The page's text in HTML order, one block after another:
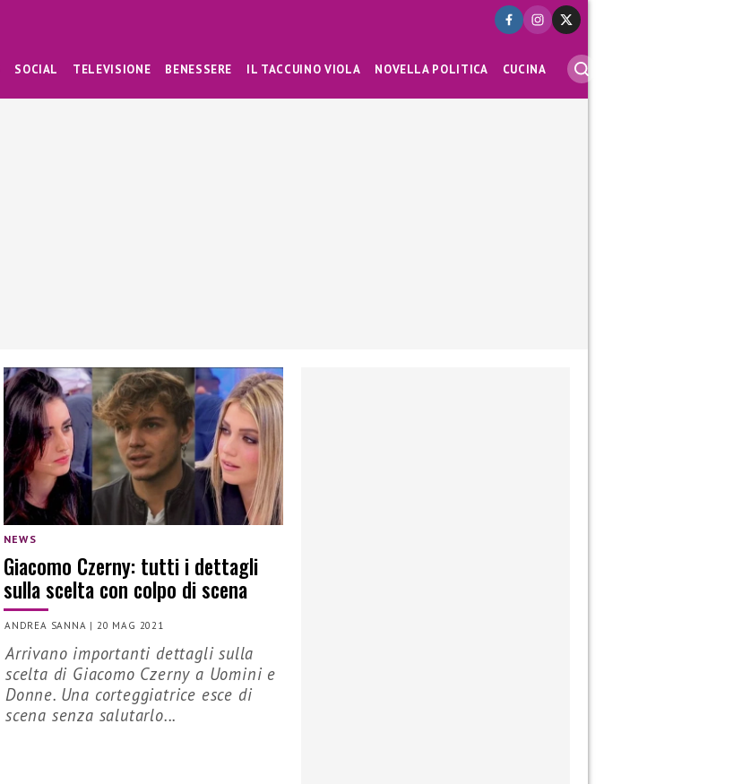
SOCIAL TELEVISIONE BENESSERE IL TACCUINO VIOLA NOVELLA POLITICA CUCINA
NEWS
Giacomo Czerny: tutti i dettagli
sulla scelta con colpo di scena
ANDREA SANNA |20 MAG 2021
Arrivano importanti dettagli sulla
scelta di Giacomo Czerny a Uomini e
Donne. Una corteggiatrice esce di
scena senza salutarlo...